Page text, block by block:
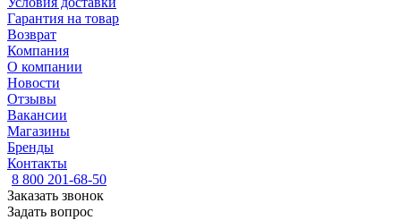
Гарантия на товар
Возврат
Компания
О компании
Новости
Отзывы
Вакансии
Магазины
Бренды
Контакты
8 800 201-68-50
Заказать звонок
Задать вопрос